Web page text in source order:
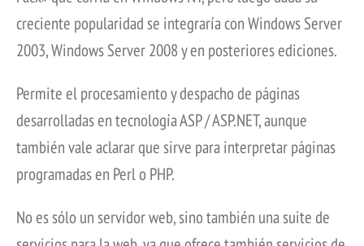
creciente popularidad se integraría con Windows Server
2003, Windows Server 2008 y en posteriores ediciones.
Permite el procesamiento y despacho de páginas
desarrolladas en tecnología ASP / ASP.NET, aunque
también vale aclarar que sirve para interpretar páginas
programadas en Perl o PHP.
No es sólo un servidor web, sino también una suite de